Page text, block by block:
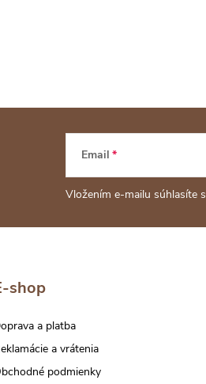
Email
Vložením e-mailu súhlasíte s
shop
a platba
a vrátenia
podmienky